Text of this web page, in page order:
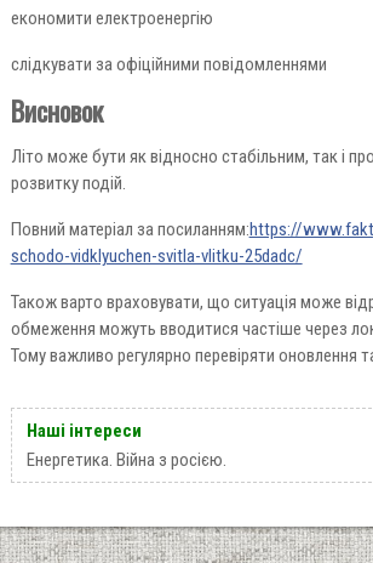
економити електроенергію
слідкувати за офіційними повідомленнями
Висновок
Літо може бути як відносно стабільним, так і
розвитку подій.
Повний матеріал за посиланням:https://
schodo-vidklyuchen-svitla-vlitku-25dadc/
Також варто враховувати, що ситуація може
обмеження можуть вводитися частіше через
Тому важливо регулярно перевіряти оновлення
Наші інтереси
Енергетика. Війна з росією.